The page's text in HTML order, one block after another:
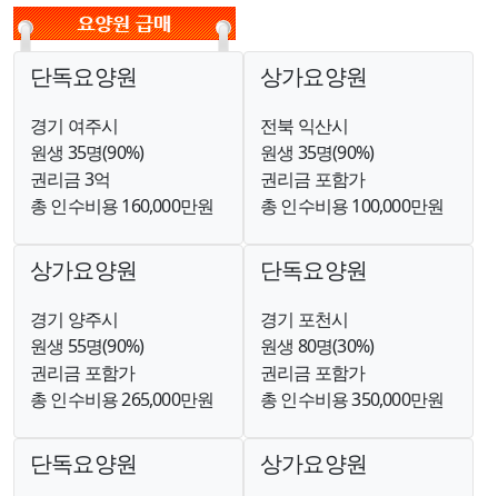
단독요양원
경기 여주시
원생 35명(90%)
권리금 3억
총 인수비용 160,000만원
상가요양원
전북 익산시
원생 35명(90%)
권리금 포함가
총 인수비용 100,000만원
상가요양원
경기 양주시
원생 55명(90%)
권리금 포함가
총 인수비용 265,000만원
단독요양원
경기 포천시
원생 80명(30%)
권리금 포함가
총 인수비용 350,000만원
단독요양원 상가요양원